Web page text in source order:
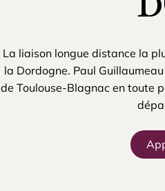
La liaison longue distance la
la Dordogne. Paul
de Toulouse-Blagnac en toute